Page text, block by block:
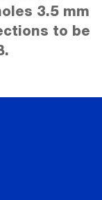
3.5 mm
to be